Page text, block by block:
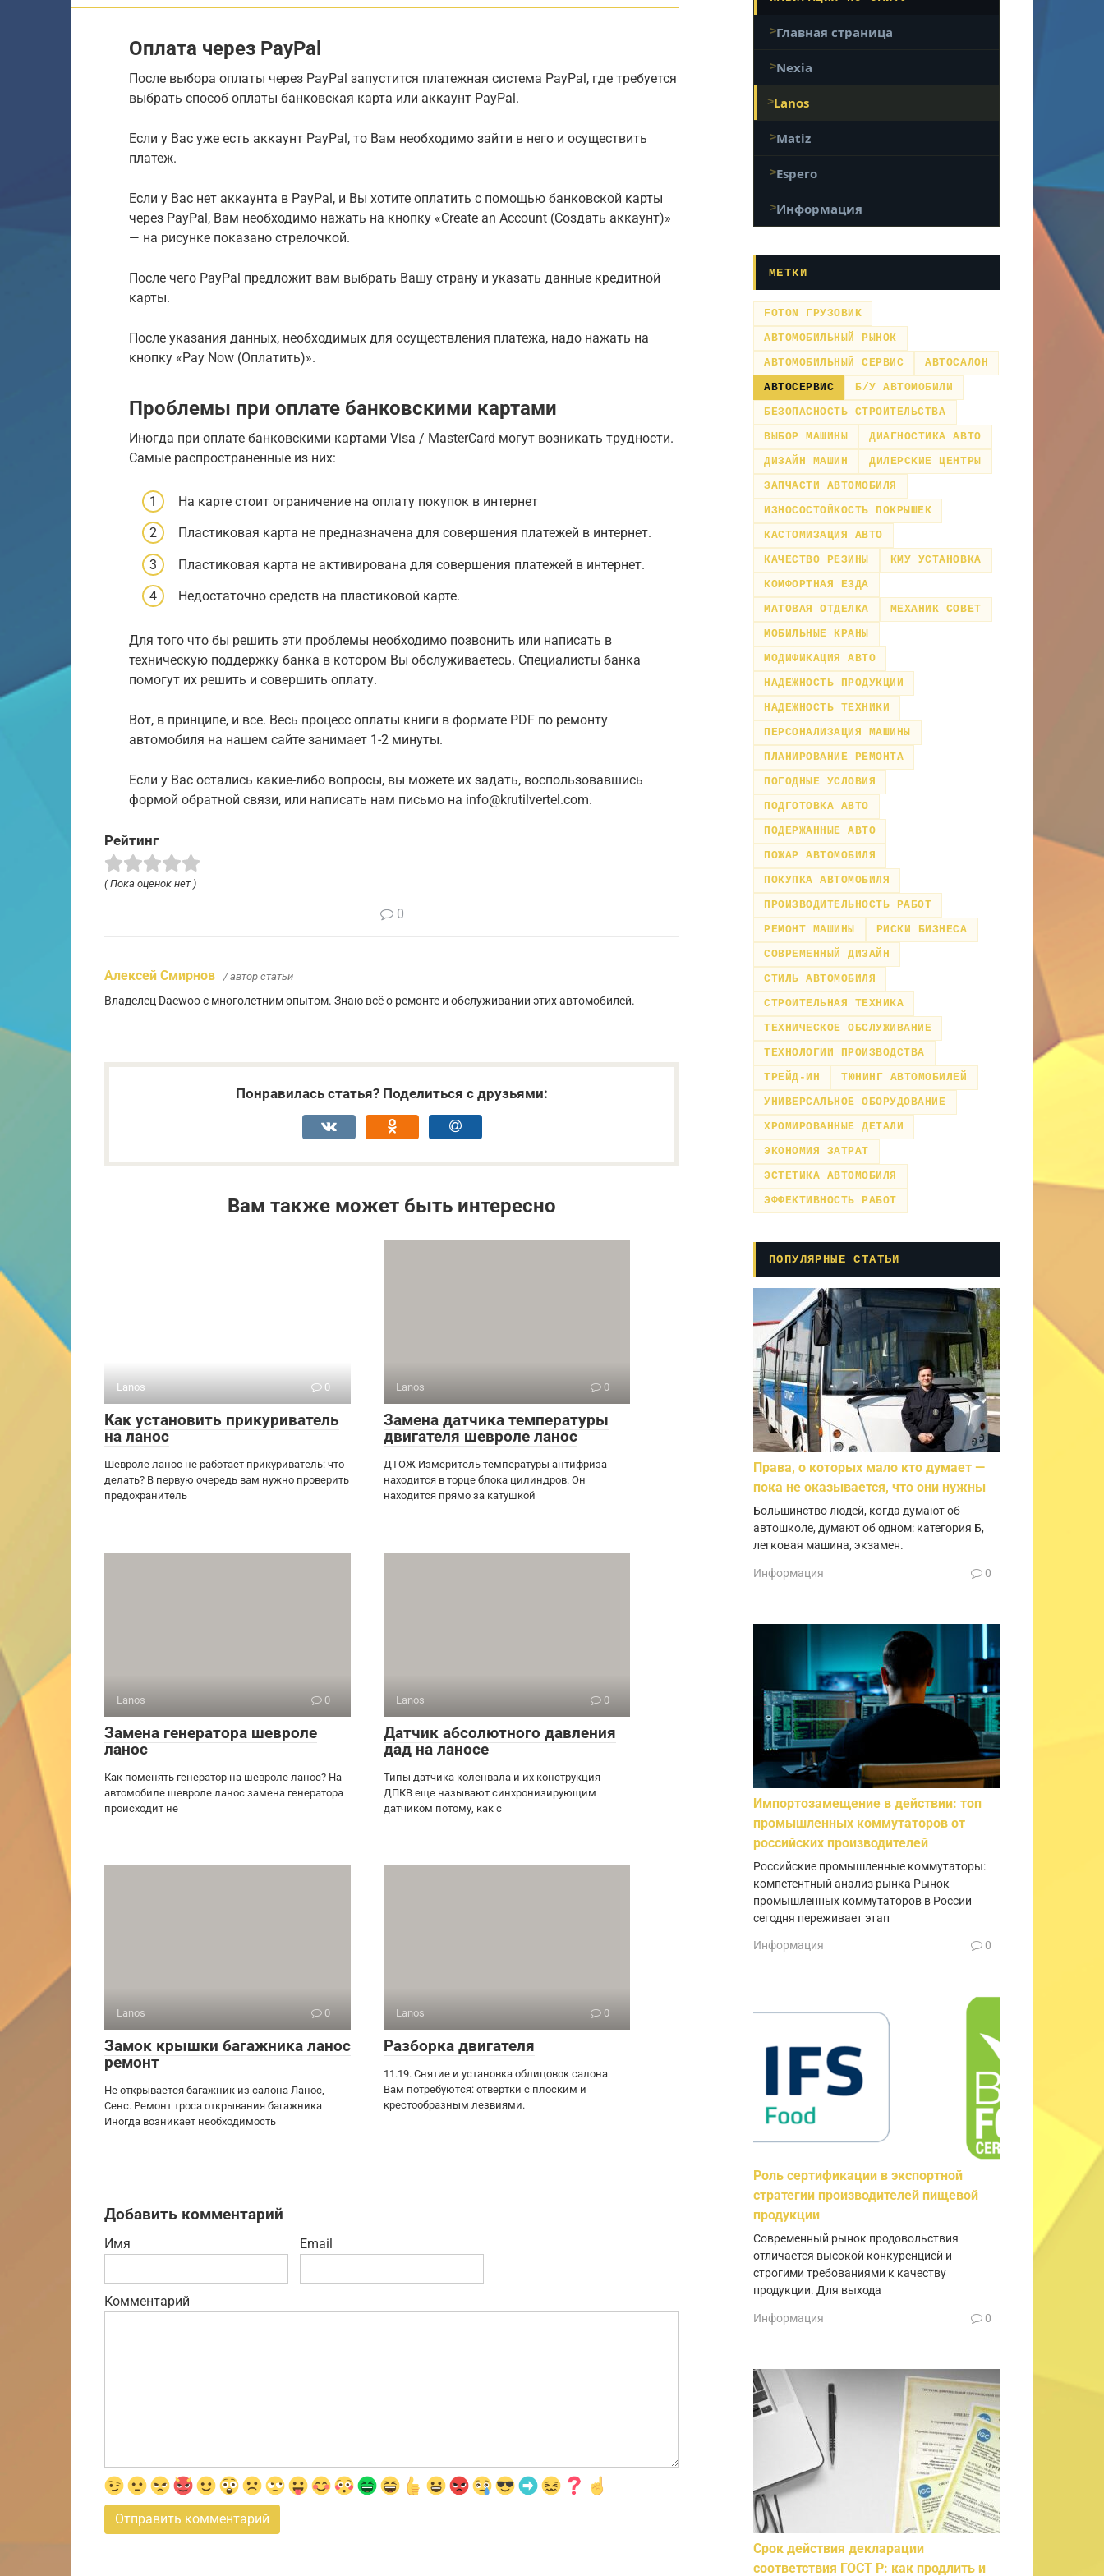
Оплата через PayPal
После выбора оплаты через PayPal запустится платежная система PayPal, где требуется
выбрать способ оплаты банковская карта или аккаунт PayPal.
Если у Вас уже есть аккаунт PayPal, то Вам необходимо зайти в него и осуществить
платеж.
Если у Вас нет аккаунта в PayPal, и Вы хотите оплатить с помощью банковской карты
через PayPal, Вам необходимо нажать на кнопку «Create an Account (Создать аккаунт)»
— на рисунке показано стрелочкой.
После чего PayPal предложит вам выбрать Вашу страну и указать данные кредитной
карты.
После указания данных, необходимых для осуществления платежа, надо нажать на
кнопку «Pay Now (Оплатить)».
Проблемы при оплате банковскими картами
Иногда при оплате банковскими картами Visa / MasterCard могут возникать трудности.
Самые распространенные из них:
На карте стоит ограничение на оплату покупок в интернет
Пластиковая карта не предназначена для совершения платежей в интернет.
Пластиковая карта не активирована для совершения платежей в интернет.
Недостаточно средств на пластиковой карте.
Для того что бы решить эти проблемы необходимо позвонить или написать в
техническую поддержку банка в котором Вы обслуживаетесь. Специалисты банка
помогут их решить и совершить оплату.
Вот, в принципе, и все. Весь процесс оплаты книги в формате PDF по ремонту
автомобиля на нашем сайте занимает 1-2 минуты.
Если у Вас остались какие-либо вопросы, вы можете их задать, воспользовавшись
формой обратной связи, или написать нам письмо на info@krutilvertel.com.
Рейтинг
( Пока оценок нет )
0
Алексей Смирнов / автор статьи
Владелец Daewoo с многолетним опытом. Знаю всё о ремонте и обслуживании этих автомобилей.
Понравилась статья? Поделиться с друзьями:
Вам также может быть интересно
Lanos 0
Как установить прикуриватель
на ланос
Шевроле ланос не работает прикуриватель: что
делать? В первую очередь вам нужно проверить
предохранитель
Lanos 0
Замена датчика температуры
двигателя шевроле ланос
ДТОЖ Измеритель температуры антифриза
находится в торце блока цилиндров. Он
находится прямо за катушкой
Lanos 0
Замена генератора шевроле
ланос
Как поменять генератор на шевроле ланос? На
автомобиле шевроле ланос замена генератора
происходит не
Lanos 0
Датчик абсолютного давления
дад на ланосе
Типы датчика коленвала и их конструкция
ДПКВ еще называют синхронизирующим
датчиком потому, как с
Lanos 0
Замок крышки багажника ланос
ремонт
Не открывается багажник из салона Ланос,
Сенс. Ремонт троса открывания багажника
Иногда возникает необходимость
Lanos 0
Разборка двигателя
11.19. Снятие и установка облицовок салона
Вам потребуются: отвертки с плоским и
крестообразным лезвиями.
Добавить комментарий
Имя Email
Комментарий
Главная страница
Nexia
Lanos
Matiz
Espero
Информация
МЕТКИ
FOTON ГРУЗОВИК
АВТОМОБИЛЬНЫЙ РЫНОК
АВТОМОБИЛЬНЫЙ СЕРВИС
АВТОСАЛОН
АВТОСЕРВИС
Б/У АВТОМОБИЛИ
БЕЗОПАСНОСТЬ СТРОИТЕЛЬСТВА
ВЫБОР МАШИНЫ
ДИАГНОСТИКА АВТО
ДИЗАЙН МАШИН
ДИЛЕРСКИЕ ЦЕНТРЫ
ЗАПЧАСТИ АВТОМОБИЛЯ
ИЗНОСОСТОЙКОСТЬ ПОКРЫШЕК
КАСТОМИЗАЦИЯ АВТО
КАЧЕСТВО РЕЗИНЫ
КМУ УСТАНОВКА
КОМФОРТНАЯ ЕЗДА
МАТОВАЯ ОТДЕЛКА
МЕХАНИК СОВЕТ
МОБИЛЬНЫЕ КРАНЫ
МОДИФИКАЦИЯ АВТО
НАДЕЖНОСТЬ ПРОДУКЦИИ
НАДЕЖНОСТЬ ТЕХНИКИ
ПЕРСОНАЛИЗАЦИЯ МАШИНЫ
ПЛАНИРОВАНИЕ РЕМОНТА
ПОГОДНЫЕ УСЛОВИЯ
ПОДГОТОВКА АВТО
ПОДЕРЖАННЫЕ АВТО
ПОЖАР АВТОМОБИЛЯ
ПОКУПКА АВТОМОБИЛЯ
ПРОИЗВОДИТЕЛЬНОСТЬ РАБОТ
РЕМОНТ МАШИНЫ
РИСКИ БИЗНЕСА
СОВРЕМЕННЫЙ ДИЗАЙН
СТИЛЬ АВТОМОБИЛЯ
СТРОИТЕЛЬНАЯ ТЕХНИКА
ТЕХНИЧЕСКОЕ ОБСЛУЖИВАНИЕ
ТЕХНОЛОГИИ ПРОИЗВОДСТВА
ТРЕЙД-ИН
ТЮНИНГ АВТОМОБИЛЕЙ
УНИВЕРСАЛЬНОЕ ОБОРУДОВАНИЕ
ХРОМИРОВАННЫЕ ДЕТАЛИ
ЭКОНОМИЯ ЗАТРАТ
ЭСТЕТИКА АВТОМОБИЛЯ
ЭФФЕКТИВНОСТЬ РАБОТ
ПОПУЛЯРНЫЕ СТАТЬИ
Права, о которых мало кто думает —
пока не оказывается, что они нужны
Большинство людей, когда думают об
автошколе, думают об одном: категория Б,
легковая машина, экзамен.
Информация 0
Импортозамещение в действии: топ
промышленных коммутаторов от
российских производителей
Российские промышленные коммутаторы:
компетентный анализ рынка Рынок
промышленных коммутаторов в России
сегодня переживает этап
Информация 0
Роль сертификации в экспортной
стратегии производителей пищевой
продукции
Современный рынок продовольствия
отличается высокой конкуренцией и
строгими требованиями к качеству
продукции. Для выхода
Информация 0
Срок действия декларации
соответствия ГОСТ Р: как продлить и